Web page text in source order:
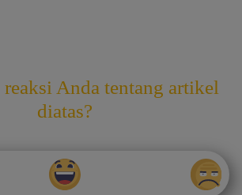
reaksi Anda tentang artikel
diatas?